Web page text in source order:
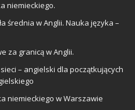
niemieckiego.
średnia w Anglii. Nauka języka –
za granicą w Anglii.
– angielski dla początkujących
niemieckiego w Warszawie